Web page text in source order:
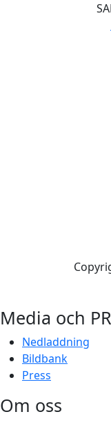
Media och PR
Nedladdning
Bildbank
Press
Om oss